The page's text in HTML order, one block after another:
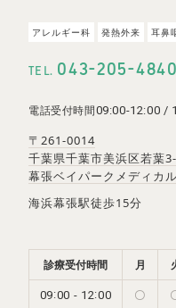
JR京葉線
※当院専
詳しいア
ア レ ルギー科 発熱外来 耳鼻
TEL. 043-205-4840
電話受付時間09:00-12:00 /
〒261-0014
千葉県千葉市美浜区若葉
幕張ベイパークメディカ
海浜幕張駅徒歩15分
診療受付時間 月
09:00 - 12:00 〇